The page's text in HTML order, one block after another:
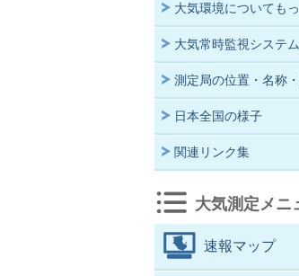
大気環境についても
大気常時監視システ
測定局の位置・名称
日本全国の様子
関連リンク集
大気測定メニ
速報マップ